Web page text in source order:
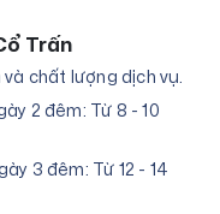
Trấn
chất lượng dịch vụ.
2 đêm: Từ 8 - 10
3 đêm: Từ 12 - 14